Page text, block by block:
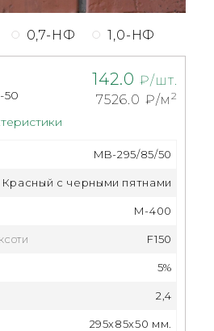
142.0 ₽/шт.
7526.0 ₽/м2
0,7-НФ 1,0-НФ
50
MB-295/85/50
Красный с черными пятнами
М-400
F150
5%
2,4
295x85x50 мм.